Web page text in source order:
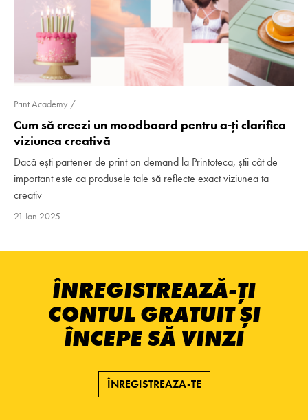
Print Academy
Cum să creezi un moodboard pentru a-ți clarifica
viziunea creativă
Dacă ești partener de print on demand la Printoteca, știi cât de
important este ca produsele tale să reflecte exact viziunea ta
creativ
21 Ian 2025
ÎNREGISTREAZĂ-ȚI
CONTUL GRATUIT ȘI
ÎNCEPE SĂ VINZI
ÎNREGISTREAZA-TE